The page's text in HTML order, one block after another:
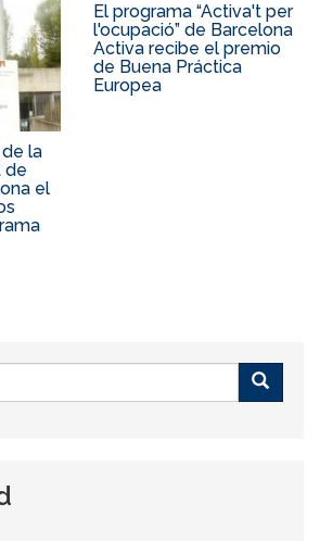
la
de
el
El programa “Activa't per
l'ocupació” de Barcelona
Activa recibe el premio
de Buena Práctica
Europea